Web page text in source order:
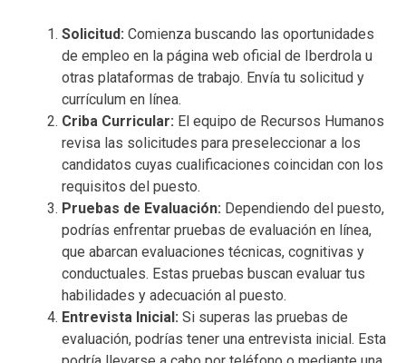
Solicitud: Comienza buscando las oportunidades
de empleo en la página web oficial de Iberdrola u
otras plataformas de trabajo. Envía tu solicitud y
currículum en línea.
Criba Curricular: El equipo de Recursos Humanos
revisa las solicitudes para preseleccionar a los
candidatos cuyas cualificaciones coincidan con los
requisitos del puesto.
Pruebas de Evaluación: Dependiendo del puesto,
podrías enfrentar pruebas de evaluación en línea,
que abarcan evaluaciones técnicas, cognitivas y
conductuales. Estas pruebas buscan evaluar tus
habilidades y adecuación al puesto.
Entrevista Inicial: Si superas las pruebas de
evaluación, podrías tener una entrevista inicial. Esta